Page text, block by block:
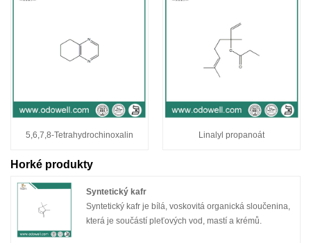
5,6,7,8-Tetrahydrochinoxalin Linalyl propanoát
Horké produkty
Syntetický kafr
Syntetický kafr je bílá, voskovitá organická sloučenina,
která je součástí pleťových vod, mastí a krémů.